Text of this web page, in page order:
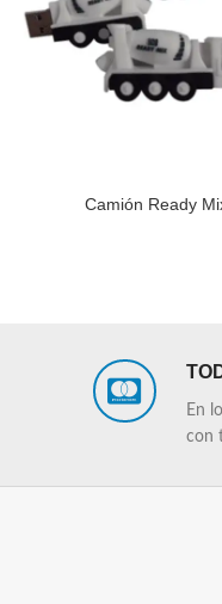
Camión Ready
En
con